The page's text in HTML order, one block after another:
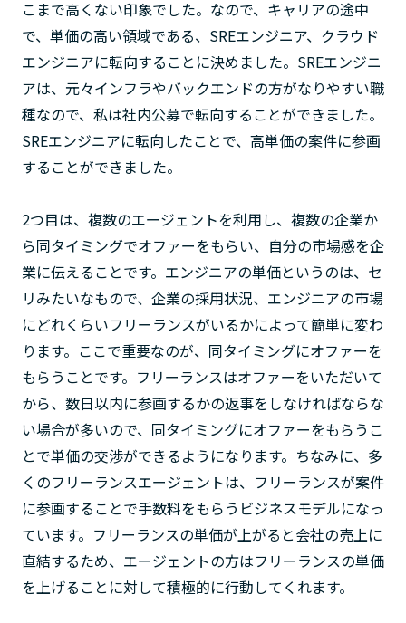
こまで高くない印象でした。なので、キャリアの途中
で、単価の高い領域である、SREエンジニア、クラウド
エンジニアに転向することに決めました。SREエンジニ
アは、元々インフラやバックエンドの方がなりやすい職
種なので、私は社内公募で転向することができました。
SREエンジニアに転向したことで、高単価の案件に参画
することができました。
2つ目は、複数のエージェントを利用し、複数の企業か
ら同タイミングでオファーをもらい、自分の市場感を企
業に伝えることです。エンジニアの単価というのは、セ
リみたいなもので、企業の採用状況、エンジニアの市場
にどれくらいフリーランスがいるかによって簡単に変わ
ります。ここで重要なのが、同タイミングにオファーを
もらうことです。フリーランスはオファーをいただいて
から、数日以内に参画するかの返事をしなければならな
い場合が多いので、同タイミングにオファーをもらうこ
とで単価の交渉ができるようになります。ちなみに、多
くのフリーランスエージェントは、フリーランスが案件
に参画することで手数料をもらうビジネスモデルになっ
ています。フリーランスの単価が上がると会社の売上に
直結するため、エージェントの方はフリーランスの単価
を上げることに対して積極的に行動してくれます。